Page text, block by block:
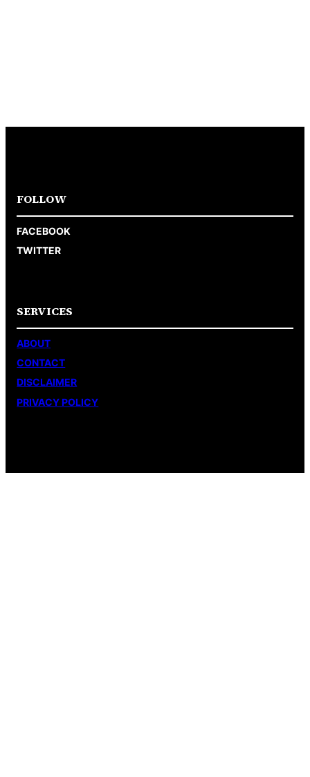
FOLLOW
FACEBOOK
TWITTER
SERVICES
ABOUT
CONTACT
DISCLAIMER
PRIVACY POLICY